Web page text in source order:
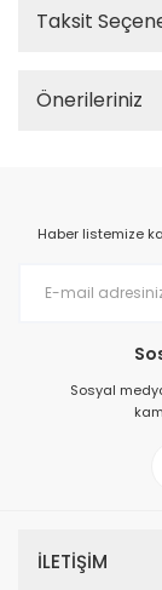
Taksit
Önerileriniz
Haber listemize
Sosyal
İLETİŞİM